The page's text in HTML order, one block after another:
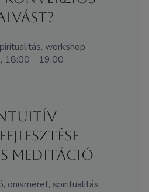
workshop
18:00 - 19:00
intuitív
meditáció
önismeret, spiritualitás